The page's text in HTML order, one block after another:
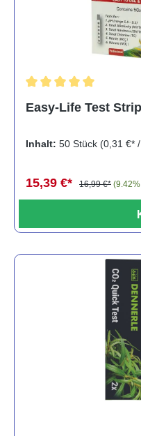
Easy-Life Test
Inhalt: 50 Stück (0,31 €*
15,39 €* 16,99 €*